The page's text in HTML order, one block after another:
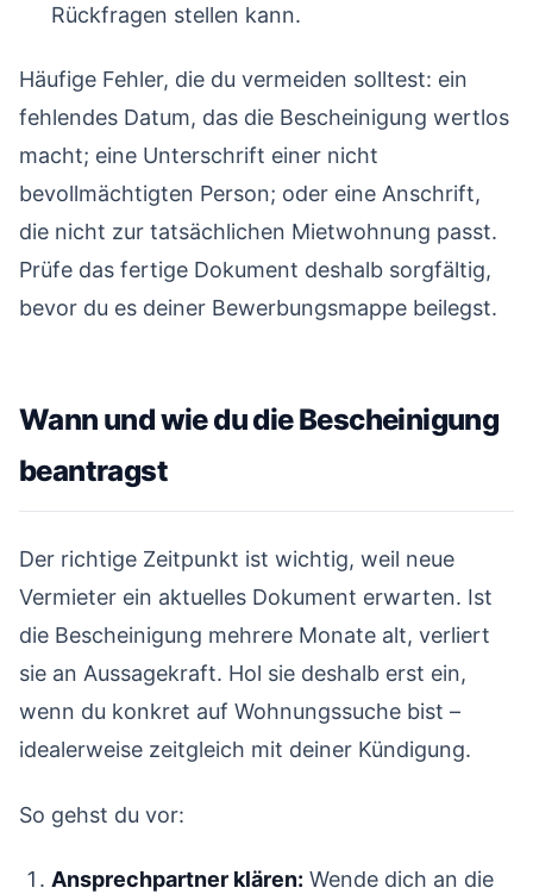
Rückfragen stellen kann.
Häufige Fehler, die du vermeiden solltest: ein
fehlendes Datum, das die Bescheinigung wertlos
macht; eine Unterschrift einer nicht
bevollmächtigten Person; oder eine Anschrift,
die nicht zur tatsächlichen Mietwohnung passt.
Prüfe das fertige Dokument deshalb sorgfältig,
bevor du es deiner Bewerbungsmappe beilegst.
Wann und wie du die Bescheinigung
beantragst
Der richtige Zeitpunkt ist wichtig, weil neue
Vermieter ein aktuelles Dokument erwarten. Ist
die Bescheinigung mehrere Monate alt, verliert
sie an Aussagekraft. Hol sie deshalb erst ein,
wenn du konkret auf Wohnungssuche bist –
idealerweise zeitgleich mit deiner Kündigung.
So gehst du vor:
Ansprechpartner klären: Wende dich an die